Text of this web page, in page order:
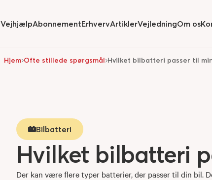
Hidesubmenu for
VejhjælpAbonnement
Hide submenu for
Erhverv
Hidesubmenu for
ArtiklerVejledning
Hide
Om os
Hjem Ofte stillede spørgsmål Hvilket bilbatteri passer til
Bilbatteri
Hvilket bilbatteri
Der kan være flere typer batterier, der passer til din bil.